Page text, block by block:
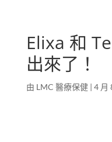
Elixa 和
出來了！
由 LMC 醫療保健| 4 月